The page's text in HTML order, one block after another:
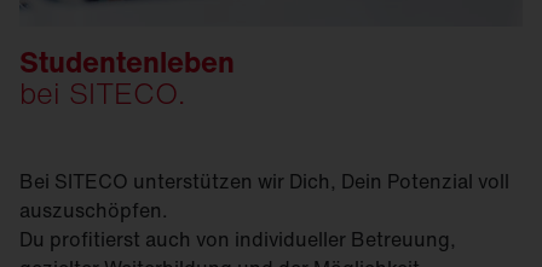
Studentenleben
bei SITECO.
Bei SITECO unterstützen wir Dich, Dein Potenzial voll
auszuschöpfen.
Du profitierst auch von individueller Betreuung,